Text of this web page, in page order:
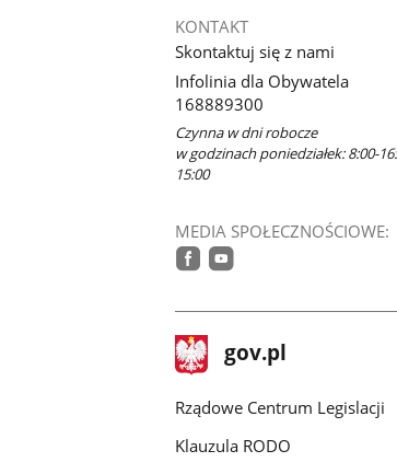
KONTAKT
Skontaktuj się z nami
Infolinia dla Obywatela
168889300
Czynna w dni robocze
w godzinach poniedziałek: 8:00-
15:00
MEDIA SPOŁECZNOŚCIOWE:
stopka
gov.pl Strona
gov.pl
Rządowe Centrum Legislacji
Klauzula RODO